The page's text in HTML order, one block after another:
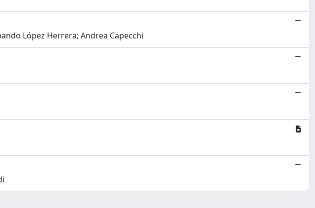
López Herrera; Andrea Capecchi